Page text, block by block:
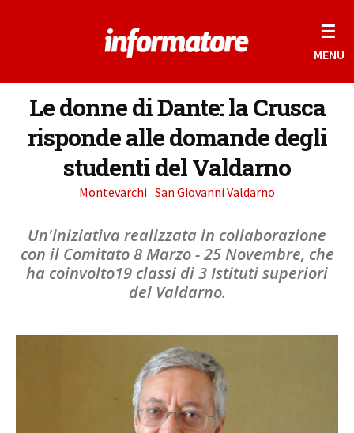
☰
MENU
Le donne di Dante: la Crusca
risponde alle domande degli
studenti del Valdarno
Montevarchi San Giovanni Valdarno
Un'iniziativa realizzata in collaborazione
con il Comitato 8 Marzo - 25 Novembre, che
ha coinvolto19 classi di 3 Istituti superiori
del Valdarno.